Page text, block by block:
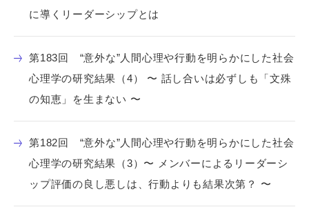
に導くリーダーシップとは
第183回 “意外な”人間心理や行動を明らかにした社会
心理学の研究結果（4） 〜 話し合いは必ずしも「文殊
の知恵」を生まない 〜
第182回 “意外な”人間心理や行動を明らかにした社会
心理学の研究結果（3）〜 メンバーによるリーダーシ
ップ評価の良し悪しは、行動よりも結果次第？ 〜